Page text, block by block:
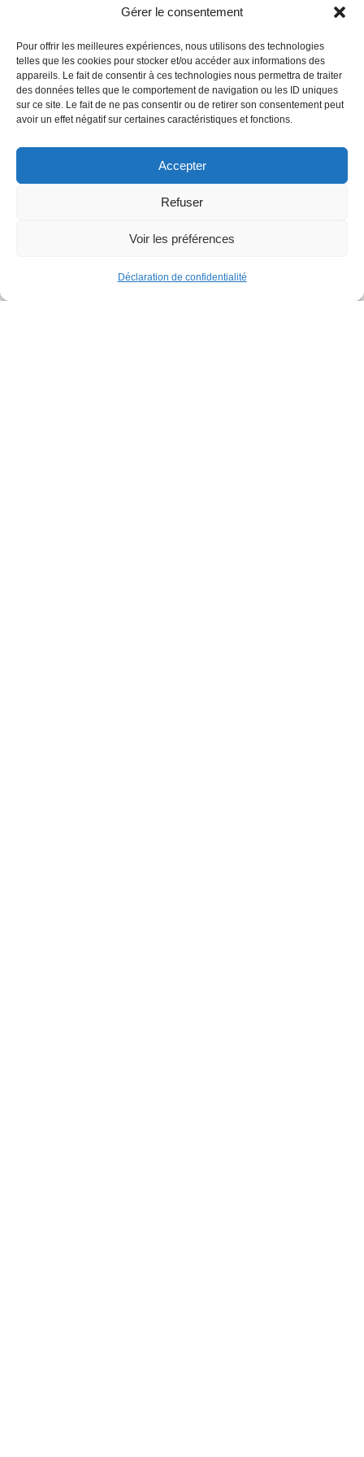
Gérer le consentement
Pour offrir les meilleures expériences, nous utilisons des technologies
telles que les cookies pour stocker et/ou accéder aux informations des
appareils. Le fait de consentir à ces technologies nous permettra de traiter
des données telles que le comportement de navigation ou les ID uniques
sur ce site. Le fait de ne pas consentir ou de retirer son consentement peut
avoir un effet négatif sur certaines caractéristiques et fonctions.
Accepter
Refuser
Voir les préférences
Déclaration de confidentialité
E